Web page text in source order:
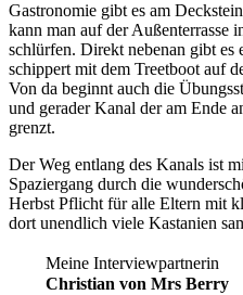
Gastronomie gibt es am
kann man auf der Außenterrasse
schlürfen. Direkt nebenan gibt
schippert mit dem Treetboot auf
Von da beginnt auch die
und gerader Kanal der am Ende
grenzt.
Der Weg entlang des Kanals ist
Spaziergang durch die
Herbst Pflicht für alle Eltern mit
dort unendlich viele Kastanien
Meine Interviewpartnerin
Christian von Mrs Berry